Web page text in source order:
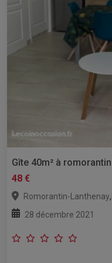
Gîte 40m² à romorantin
48 €
Romorantin-Lanthenay,
28 décembre 2021